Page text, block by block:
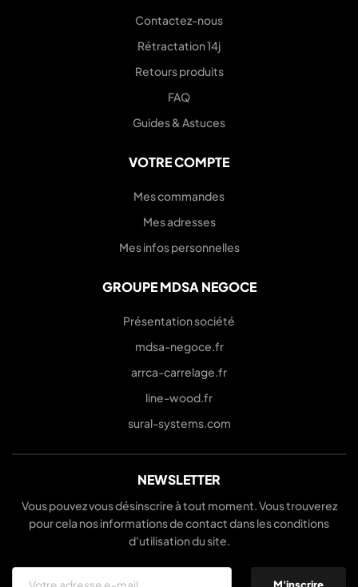
Contactez-nous
Rétractation 14j
Retours produits
FAQ
Guides & Astuces
VOTRE COMPTE
Mes commandes
Mes adresses
Mes infos personnelles
GROUPE MDSA NEGOCE
Présentation société
mdsa-negoce.fr
arrca-carrelage.fr
line-wood.fr
sural-systems.com
NEWSLETTER
Vous pouvez vous désinscrire à tout moment. Vous trouverez
pour cela nos informations de contact dans les conditions
d'utilisation du site.